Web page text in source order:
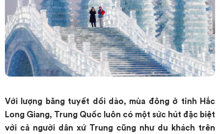
Với lượng băng tuyết dồi dào, mùa đông ở tỉnh Hắc
Long Giang, Trung Quốc luôn có một sức hút đặc biệt
với cả người dân xứ Trung cũng như du khách trên